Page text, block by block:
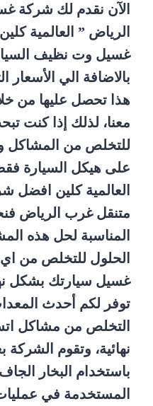
الآن نقدم لك شركة
الرياض ” العالمية
غسيل وت نظيف
بالاضافة الي
هذا تحصل عليها من
معنا، لذلك إذا كنت
للتخلص من المشاكل
على هيكل السيارة
العالمية كلين
متنقل غرب الرياض
المناسبة لحل هذه
الحلول للتخلص من
غسيل سيارتك بشكل
توفر لكم أحدث
التخلص من مشاكل
نهائية، وتقوم
باستخدام البخار
المستخدمة في